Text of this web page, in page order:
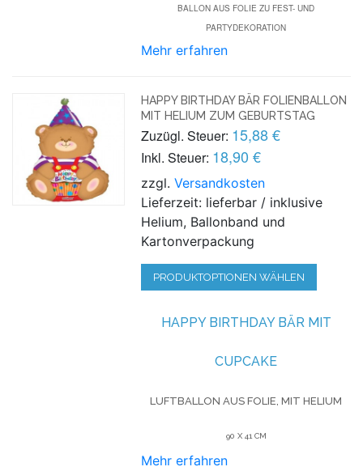
BALLON AUS FOLIE ZU FEST- UND
PARTYDEKORATION
Mehr erfahren
HAPPY BIRTHDAY BÄR FOLIENBALLON
MIT HELIUM ZUM GEBURTSTAG
Zuzügl. Steuer: 15,88 €
Inkl. Steuer: 18,90 €
zzgl.Versandkosten
Lieferzeit: lieferbar / inklusive
Helium, Ballonband und
Kartonverpackung
PRODUKTOPTIONEN WÄHLEN
HAPPY BIRTHDAY BÄR MIT
CUPCAKE
LUFTBALLON AUS FOLIE, MIT HELIUM
90 X 41 CM
Mehr erfahren